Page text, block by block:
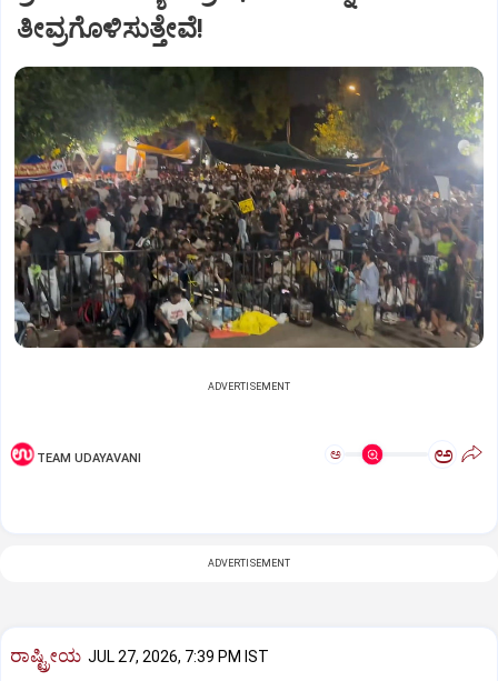
ತೀವ್ರಗೊಳಿಸುತ್ತೇವೆ!
ADVERTISEMENT
TEAM UDAYAVANI ಅ ಅ
ADVERTISEMENT
ರಾಷ್ಟ್ರೀಯ JUL 27, 2026, 7:39 PM IST